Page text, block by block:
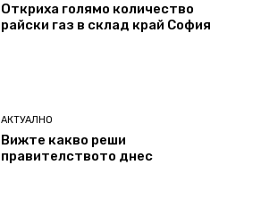
Откриха голямо количество
райски газ в склад край София
АКТУАЛНО
Вижте какво реши
правителството днес